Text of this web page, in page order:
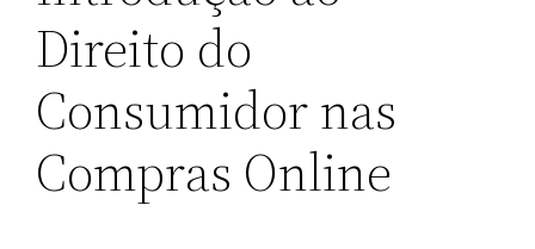
Direito do
Consumidor nas
Compras Online